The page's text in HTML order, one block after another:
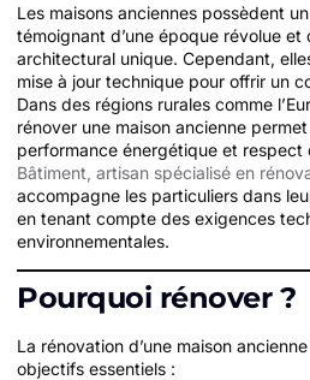
Les maisons anciennes possèdent
témoignant d’une époque révolue et
architectural unique. Cependant,
mise à jour technique pour offrir un
Dans des régions rurales comme
rénover une maison ancienne
performance énergétique et respect
Bâtiment, artisan spécialisé en
accompagne les particuliers dans
en tenant compte des exigences
environnementales.
Pourquoi rénover ?
La rénovation d’une maison
objectifs essentiels :